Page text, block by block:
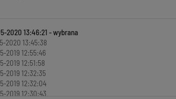
2020 13:46:21
2020 13:45:38
2019 12:55:46
2019 12:51:58
2019 12:32:35
2019 12:32:04
2019 12:30:43